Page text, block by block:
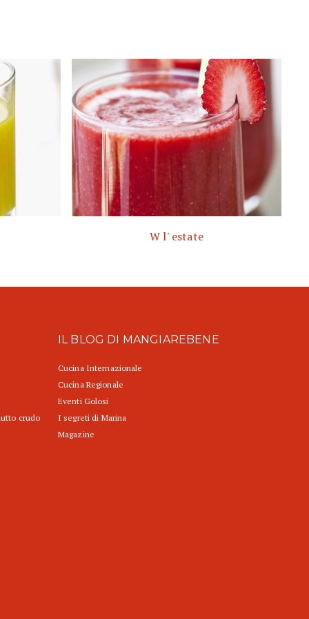
W l' estate
crudo
IL BLOG DI MANGIAREBENE
Cucina Internazionale
Cucina Regionale
Eventi Golosi
I segreti di Marina
Magazine